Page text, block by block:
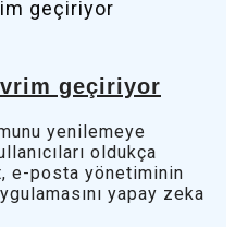
geçiriyor
yenilemeye
oldukça
e-posta yönetiminin
yapay zeka